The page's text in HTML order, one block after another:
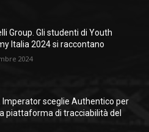
Group. Gli studenti di Youth
Italia 2024 si raccontano
2024
Imperator sceglie Authentico per
piattaforma di tracciabilità del